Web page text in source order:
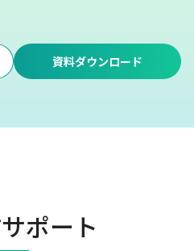
資料ダウンロード
ポート